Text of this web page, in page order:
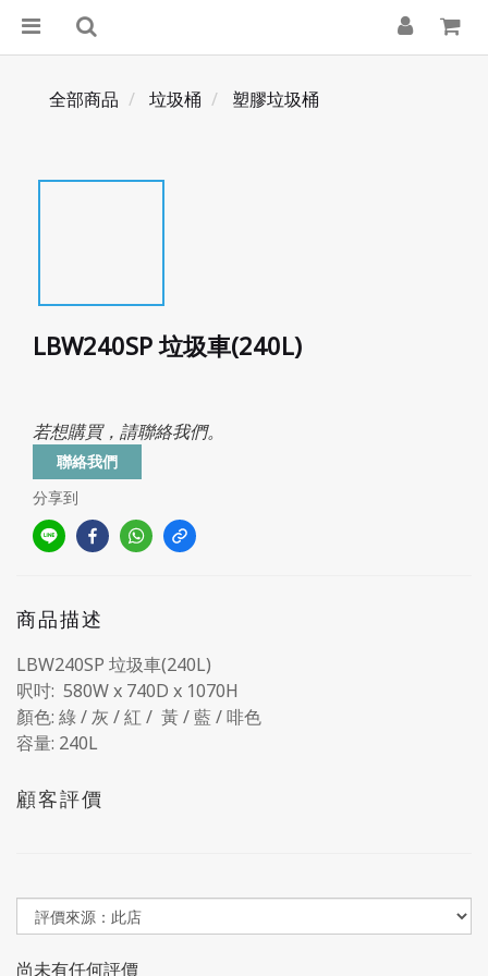
全部商品 垃圾桶 塑膠垃圾桶
LBW240SP 垃圾車(240L)
若想購買，請聯絡我們。
聯絡我們
分享到
商品描述
LBW240SP 垃圾車(240L)
呎吋: 580W x 740D x 1070H
顏色: 綠 / 灰 / 紅 / 黃 / 藍 / 啡色
容量: 240L
顧客評價
尚未有任何評價